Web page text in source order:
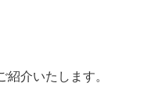
介いたします。